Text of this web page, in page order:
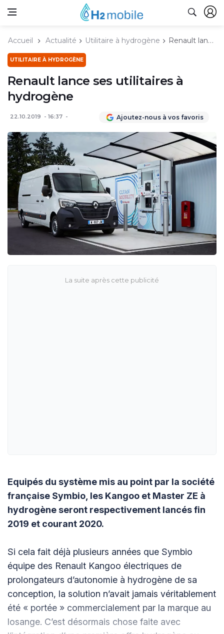
Accueil Actualité Utilitaire à hydrogène Renault lance ses utilitaires à hydrogène
UTILITAIRE À HYDROGÈNE
Renault lance ses utilitaires à
hydrogène
22.10.2019 16:37 Ajoutez-nous à vos favoris
Equipés du système mis au point par la société
française Symbio, les Kangoo et Master ZE à
hydrogène seront respectivement lancés fin
2019 et courant 2020.
Si cela fait déjà plusieurs années que Symbio
équipe des Renault Kangoo électriques de
prolongateurs d’autonomie à hydrogène de sa
conception, la solution n’avait jamais véritablement
été « portée » commercialement par la marque au
losange. C’est désormais chose faite avec